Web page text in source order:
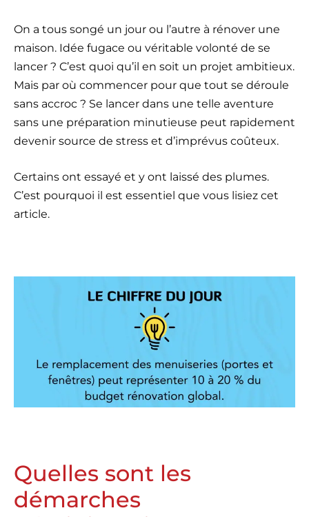
On a tous songé un jour ou l’autre à rénover une
maison. Idée fugace ou véritable volonté de se
lancer ? C’est quoi qu’il en soit un projet ambitieux.
Mais par où commencer pour que tout se déroule
sans accroc ? Se lancer dans une telle aventure
sans une préparation minutieuse peut rapidement
devenir source de stress et d’imprévus coûteux.
Certains ont essayé et y ont laissé des plumes.
C’est pourquoi il est essentiel que vous lisiez cet
article.
Quelles sont les
démarches